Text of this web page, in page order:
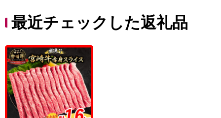
最近チェックした返礼品